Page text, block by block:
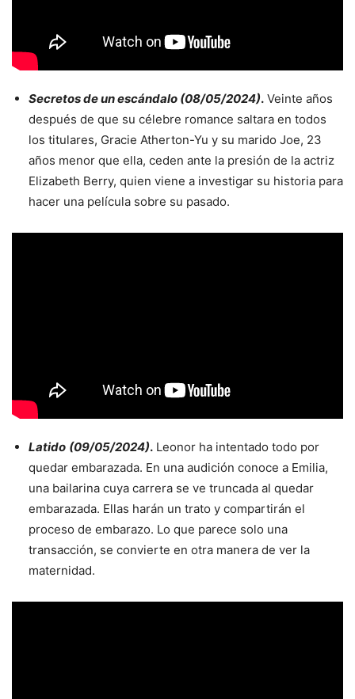
Secretos de un escándalo (08/05/2024). Veinte años
después de que su célebre romance saltara en todos
los titulares, Gracie Atherton-Yu y su marido Joe, 23
años menor que ella, ceden ante la presión de la actriz
Elizabeth Berry, quien viene a investigar su historia para
hacer una película sobre su pasado.
Latido (09/05/2024). Leonor ha intentado todo por
quedar embarazada. En una audición conoce a Emilia,
una bailarina cuya carrera se ve truncada al quedar
embarazada. Ellas harán un trato y compartirán el
proceso de embarazo. Lo que parece solo una
transacción, se convierte en otra manera de ver la
maternidad.